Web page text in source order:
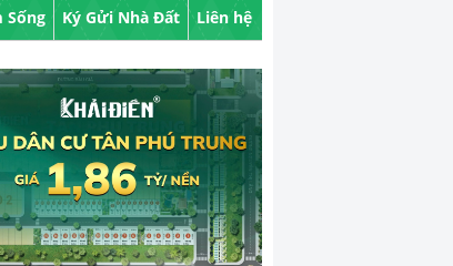
Sống Ký Gửi Nhà Đất Liên hệ